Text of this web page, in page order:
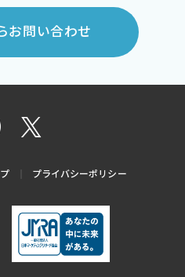
お問い合わせ
プライバシーポリシー